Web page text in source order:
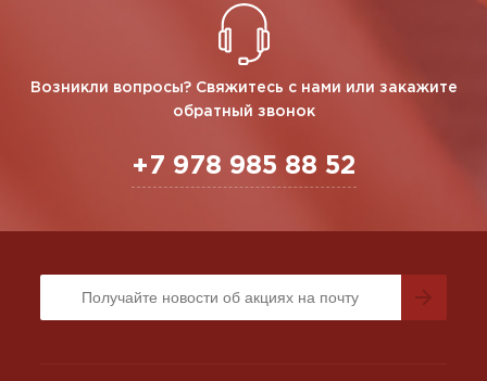
Возникли вопросы? Свяжитесь с нами или закажите
обратный звонок
+7 978 985 88 52